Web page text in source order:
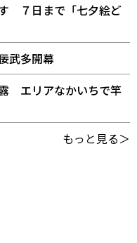
７日まで「七夕絵ど
武多開幕
エリアなかいちで竿
もっと見る＞